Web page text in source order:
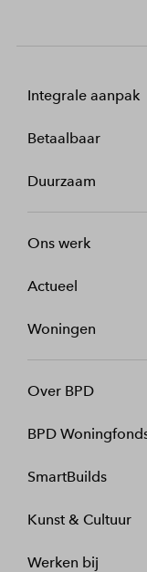
Integrale aanpak
Betaalbaar
Duurzaam
Ons werk
Actueel
Woningen
Over BPD
BPD
SmartBuilds
Kunst & Cultuur
Werken bij